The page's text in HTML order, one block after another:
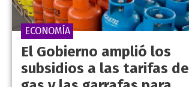
El Gobierno amplió los
subsidios a las tarifas de
ECONOMÍA